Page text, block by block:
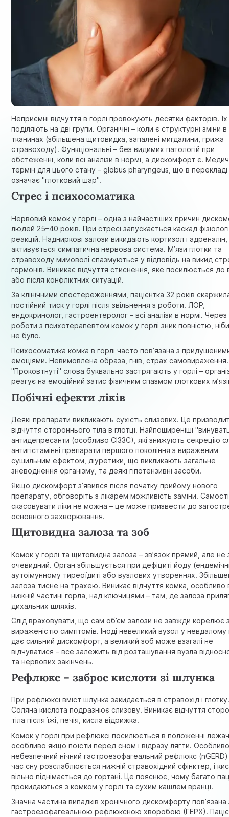
Неприємні відчуття в горлі провокують десятки факторів. Їх
поділяють на дві групи. Органічні – коли є структурні зміни в
тканинах (збільшена щитовидка, запалені мигдалини, грижа
стравоходу). Функціональні – без видимих патологій при
обстеженні, коли всі аналізи в нормі, а дискомфорт є.
термін для цього стану –globus pharyngeus , що в перекладі
означає "глотковий шар".
Стрес і психосоматика
Нервовий комок у горлі – одна з найчастіших причин
людей 25–40 років. При стресі запускається каскад
реакцій. Надниркові залози викидають кортизол і адреналін,
активується симпатична нервова система. М’язи глотки та
стравоходу мимоволі спазмуються у відповідь на викид
гормонів. Виникає відчуття стиснення, яке посилюється до
або після конфліктних ситуацій.
За клінічними спостереженнями, пацієнтка 32 років
постійний тиск у горлі після звільнення з роботи. ЛОР,
ендокринолог, гастроентеролог – всі аналізи в нормі. Через
роботи з психотерапевтом комок у горлі зник повністю,
не було.
Психосоматика комка в горлі часто пов’язана з
емоціями. Невимовлена образа, гнів, страх самовираження.
"Проковтнуті" слова буквально застрягають у горлі –
реагує на емоційний затис фізичним спазмом глоткових
Побічні ефекти ліків
Деякі препарати викликають сухість слизових. Це
відчуття стороннього тіла в глотці. Найпоширеніші
антидепресанти (особливо СІЗЗС), які знижують секрецію
антигістамінні препарати першого покоління з вираженим
сушильним ефектом, діуретики, що викликають загальне
зневоднення організму, та деякі гіпотензивні засоби.
Якщо дискомфорт з’явився після початку прийому нового
препарату, обговоріть з лікарем можливість заміни.
скасовувати ліки не можна – це може призвести до
основного захворювання.
Щитовидна залоза та зоб
Комок у горлі та щитовидна залоза – зв’язок прямий, але не
очевидний. Орган збільшується при дефіциті йоду
аутоімунному тиреоїдиті або вузлових утвореннях.
залоза тисне на трахею. Виникає відчуття комка, особливо
нижній частині горла, над ключицями – там, де залоза
дихальних шляхів.
Слід враховувати, що сам об’єм залози не завжди корелює
вираженістю симптомів. Іноді невеликий вузол у невдалому
дає сильний дискомфорт, а великий зоб може взагалі не
відчуватися – все залежить від розташування вузла
та нервових закінчень.
Рефлюкс – заброс кислоти зі шлунка
При рефлюксі вміст шлунка закидається в стравохід і
Соляна кислота подразнює слизову. Виникає відчуття
тіла після їжі, печія, кисла відрижка.
Комок у горлі при рефлюксі посилюється в положенні
особливо якщо поїсти перед сном і відразу лягти.
небезпечний нічний гастроезофагеальний рефлюкс (nGERD)
час сну розслаблюється нижній стравохідний сфінктер, і
вільно піднімається до гортані. Це пояснює, чому багато
прокидаються з комком у горлі та сухим кашлем вранці.
Значна частина випадків хронічного дискомфорту пов’язана
гастроезофагеальною рефлюксною хворобою (ГЕРХ).